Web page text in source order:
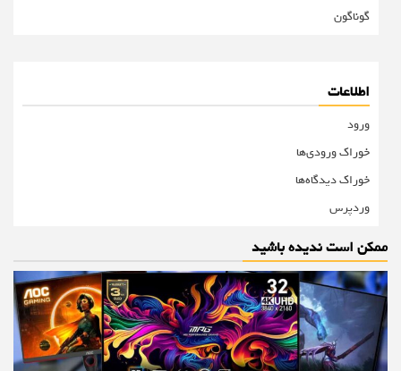
گوناگون
اطلاعات
ورود
خوراک ورودی‌ها
خوراک دیدگاه‌ها
وردپرس
ممکن است ندیده باشید